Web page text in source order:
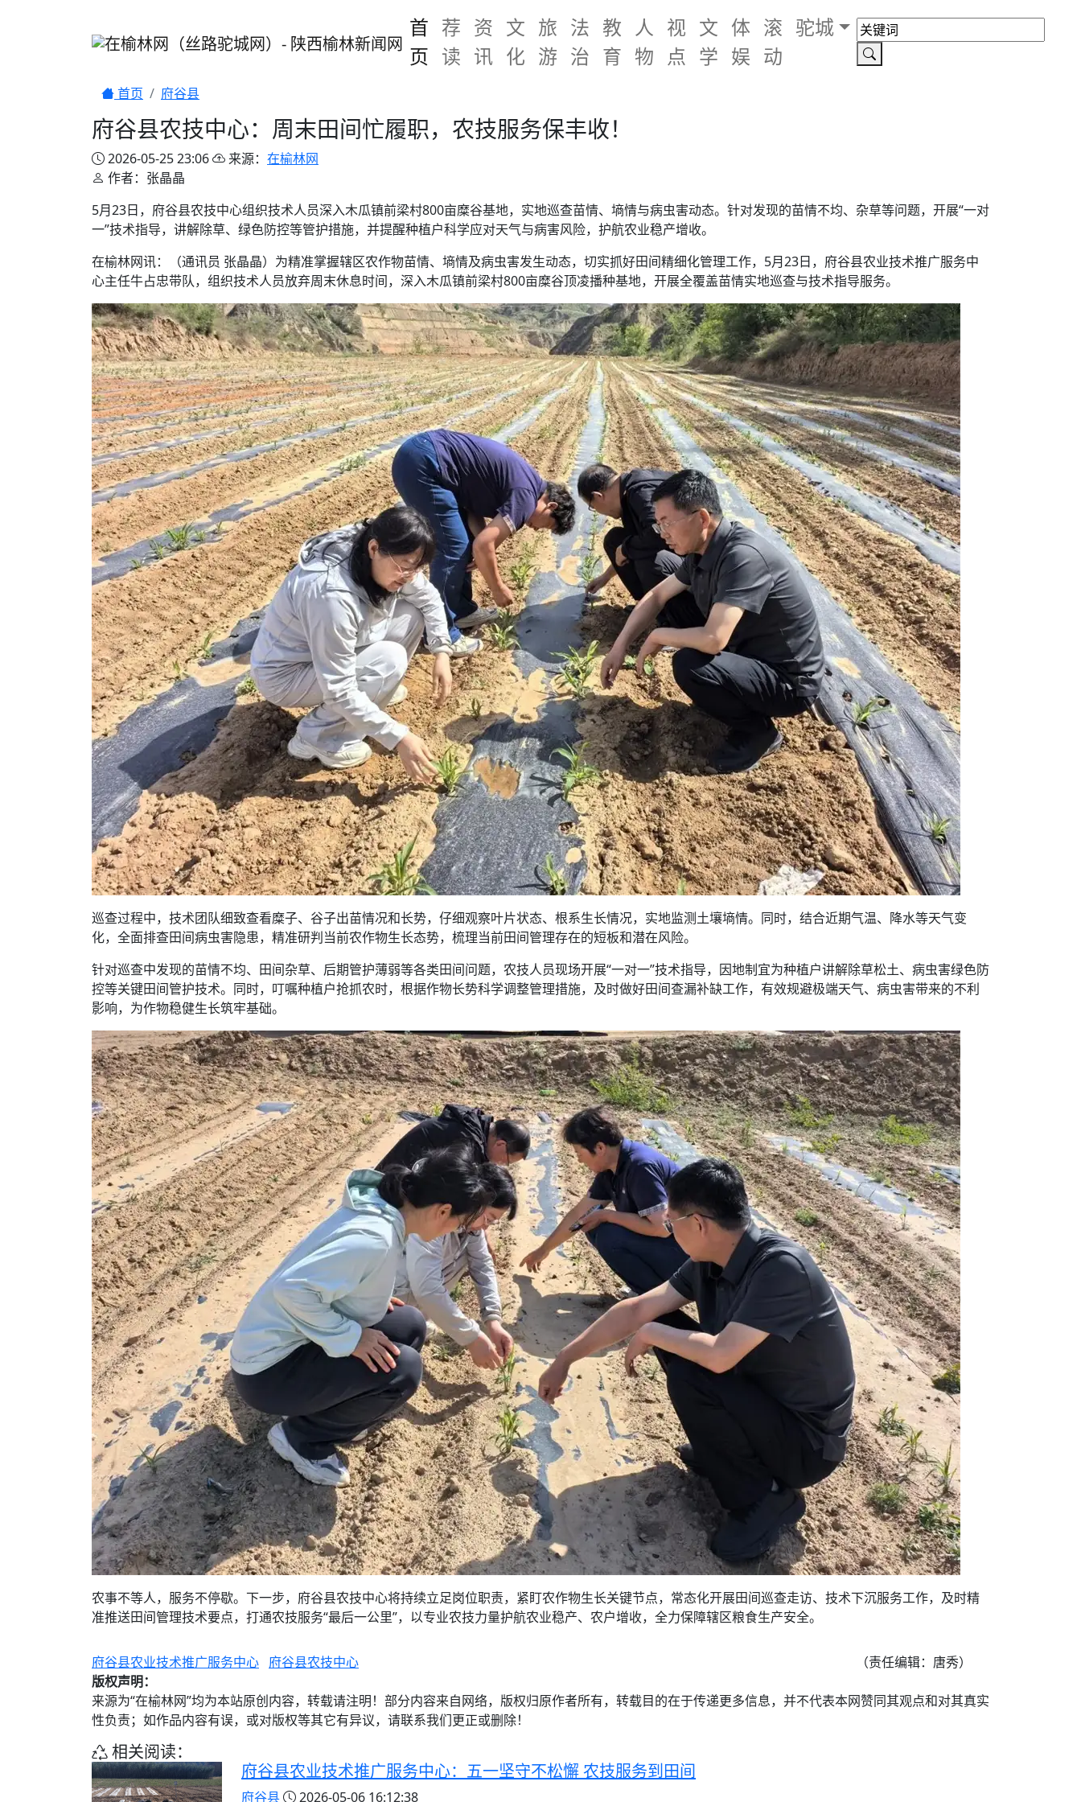
首
页
荐
读
资
讯
文
化
旅
游
法
治
教
育
人
物
视
点
文
学
体
娱
滚
动
驼城
首页 府谷县
府谷县农技中心：周末田间忙履职，农技服务保丰收！
2026-05-25 23:06 来源： 在榆林网
作者：张晶晶
5月23日，府谷县农技中心组织技术人员深入木瓜镇前梁村800亩糜谷基地，实地巡查苗情、墒情与病虫害动态。针对发现的苗情不均、杂草等问题，开展“一对
一”技术指导，讲解除草、绿色防控等管护措施，并提醒种植户科学应对天气与病害风险，护航农业稳产增收。
在榆林网讯：（通讯员 张晶晶）为精准掌握辖区农作物苗情、墒情及病虫害发生动态，切实抓好田间精细化管理工作，5月23日，府谷县农业技术推广服务中
心主任牛占忠带队，组织技术人员放弃周末休息时间，深入木瓜镇前梁村800亩糜谷顶凌播种基地，开展全覆盖苗情实地巡查与技术指导服务。
巡查过程中，技术团队细致查看糜子、谷子出苗情况和长势，仔细观察叶片状态、根系生长情况，实地监测土壤墒情。同时，结合近期气温、降水等天气变
化，全面排查田间病虫害隐患，精准研判当前农作物生长态势，梳理当前田间管理存在的短板和潜在风险。
针对巡查中发现的苗情不均、田间杂草、后期管护薄弱等各类田间问题，农技人员现场开展“一对一”技术指导，因地制宜为种植户讲解除草松土、病虫害绿色防
控等关键田间管护技术。同时，叮嘱种植户抢抓农时，根据作物长势科学调整管理措施，及时做好田间查漏补缺工作，有效规避极端天气、病虫害带来的不利
影响，为作物稳健生长筑牢基础。
农事不等人，服务不停歇。下一步，府谷县农技中心将持续立足岗位职责，紧盯农作物生长关键节点，常态化开展田间巡查走访、技术下沉服务工作，及时精
准推送田间管理技术要点，打通农技服务“最后一公里”，以专业农技力量护航农业稳产、农户增收，全力保障辖区粮食生产安全。
府谷县农业技术推广服务中心 府谷县农技中心
（责任编辑：唐秀）
版权声明：
来源为“在榆林网”均为本站原创内容，转载请注明！部分内容来自网络，版权归原作者所有，转载目的在于传递更多信息，并不代表本网赞同其观点和对其真实
性负责；如作品内容有误，或对版权等其它有异议，请联系我们更正或删除！
相关阅读：
府谷县农业技术推广服务中心：五一坚守不松懈 农技服务到田间
府谷县 2026-05-06 16:12:38